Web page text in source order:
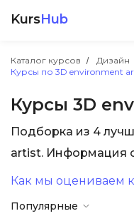
KursHub
Каталог курсов
Дизайн
Курсы по 3D environment
Курсы 3D
Подборка из 4
artist. Информация
Как мы оцениваем
Популярные
Разработка